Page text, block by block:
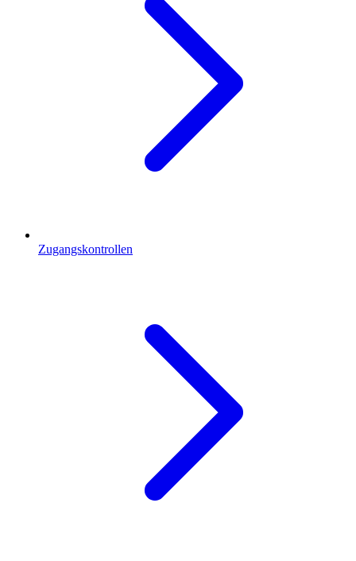
Zugangskontrollen